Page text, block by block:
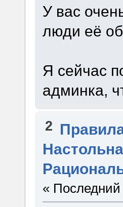
У вас
люди её
Я сейчас
админка,
2
« Последний